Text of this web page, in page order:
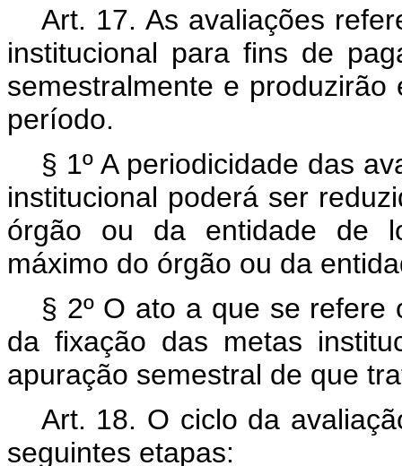
Art. 17. As avaliações
institucional para fins de
semestralmente e
período.
§ 1º A periodicidade das
institucional poderá ser
órgão ou da entidade de
máximo do órgão ou da
§ 2º O ato a que se
da fixação das metas
apuração semestral de que
Art. 18. O ciclo da
seguintes etapas: